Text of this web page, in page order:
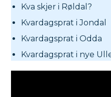
Kva skjer i Røldal?
Kvardagsprat i Jondal
Kvardagsprat i Odda
Kvardagsprat i nye